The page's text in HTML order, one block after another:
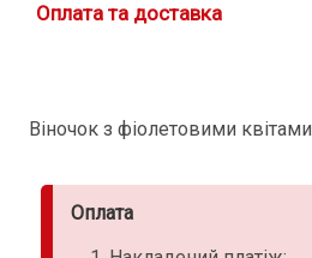
Оплата та доставка
Віночок з фіолетовими квітами
Оплата